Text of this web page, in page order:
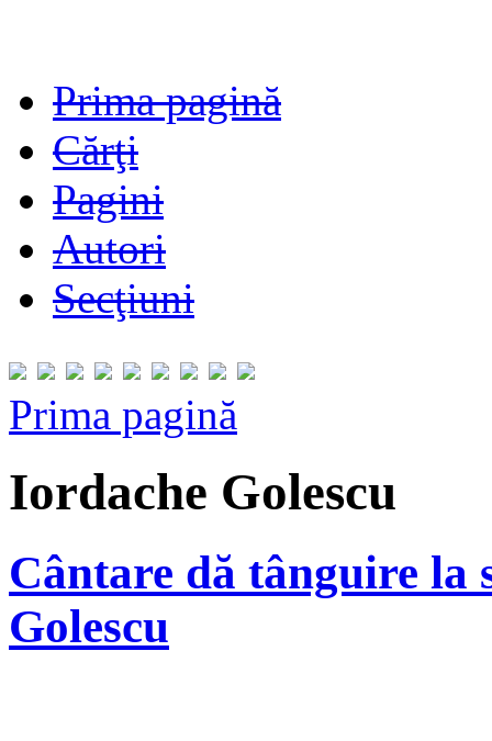
Prima pagină
Cărţi
Pagini
Autori
Secţiuni
Prima pagină
Iordache Golescu
Cântare dă tânguire
Golescu